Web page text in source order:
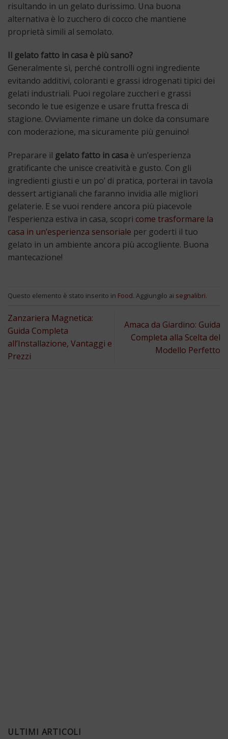
risultando in un gelato durissimo. Una buona
alternativa è lo zucchero di cocco che mantiene
proprietà simili al semolato.
Il gelato fatto in casa è più sano?
Generalmente sì, perché controlli ogni ingrediente
evitando additivi, coloranti e grassi idrogenati tipici dei
gelati industriali. Puoi regolare zuccheri e grassi
secondo le tue esigenze e usare frutta fresca di
stagione. Ovviamente rimane un dolce da consumare
con moderazione, ma sicuramente più genuino!
Preparare il gelato fatto in casa è un’esperienza
gratificante che unisce creatività e gusto. Con gli
ingredienti giusti e un po’ di pratica, porterai in tavola
dessert artigianali che faranno invidia alle migliori
gelaterie. E se vuoi rendere ancora più piacevole
l’esperienza estiva in casa, scopri come trasformare la
casa in un’esperienza sensoriale per goderti il tuo
gelato in un ambiente ancora più accogliente. Buona
mantecazione!
Questo elemento è stato inserito in Food. Aggiungilo ai segnalibri.
Zanzariera Magnetica:
Guida Completa
all’Installazione, Vantaggi e
Prezzi
Amaca da Giardino: Guida
Completa alla Scelta del
Modello Perfetto
ULTIMI ARTICOLI